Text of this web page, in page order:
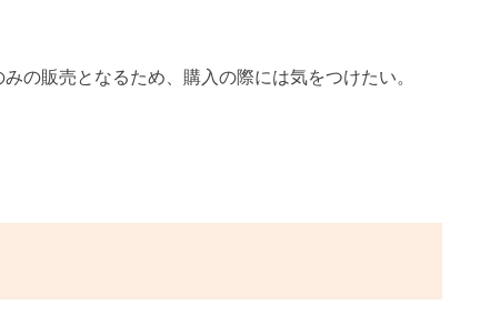
の販売となるため、購入の際には気をつけたい。